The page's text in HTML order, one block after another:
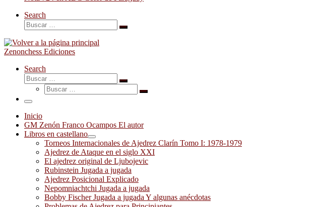
Search
Buscar
Buscar
Zenonchess Ediciones
Search
Buscar
Buscar
Buscar
Buscar
Menú
Inicio
GM Zenón Franco Ocampos El autor
Libros en castellano
Torneos Internacionales de Ajedrez Clarín Tomo I: 1978-1979
Ajedrez de Ataque en el siglo XXI
El ajedrez original de Ljubojevic
Rubinstein Jugada a jugada
Ajedrez Posicional Explicado
Nepomniachtchi Jugada a jugada
Bobby Fischer Jugada a jugada Y algunas anécdotas